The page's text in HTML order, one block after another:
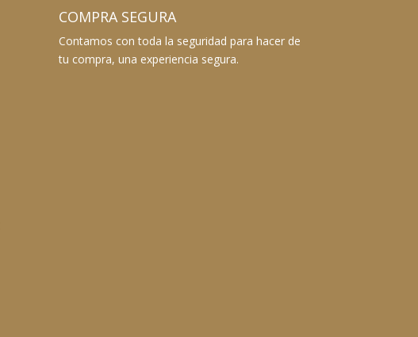
COMPRA SEGURA
Contamos con toda la seguridad para hacer de
tu compra, una experiencia segura.